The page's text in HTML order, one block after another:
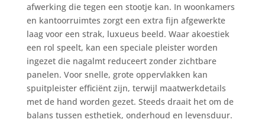
afwerking die tegen een stootje kan. In woonkamers
en kantoorruimtes zorgt een extra fijn afgewerkte
laag voor een strak, luxueus beeld. Waar akoestiek
een rol speelt, kan een speciale pleister worden
ingezet die nagalmt reduceert zonder zichtbare
panelen. Voor snelle, grote oppervlakken kan
spuitpleister efficiënt zijn, terwijl maatwerkdetails
met de hand worden gezet. Steeds draait het om de
balans tussen esthetiek, onderhoud en levensduur.